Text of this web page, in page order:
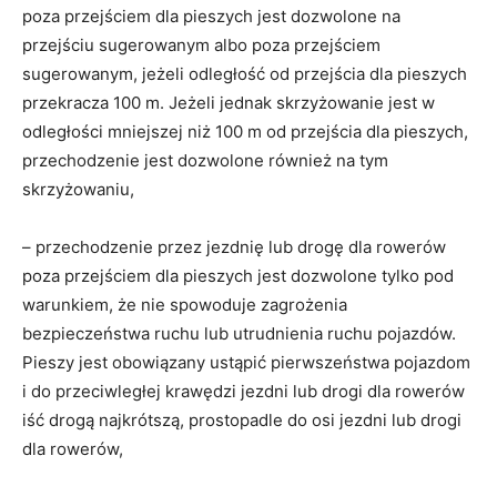
poza przejściem dla pieszych jest dozwolone na
przejściu sugerowanym albo poza przejściem
sugerowanym, jeżeli odległość od przejścia dla pieszych
przekracza 100 m. Jeżeli jednak skrzyżowanie jest w
odległości mniejszej niż 100 m od przejścia dla pieszych,
przechodzenie jest dozwolone również na tym
skrzyżowaniu,
– przechodzenie przez jezdnię lub drogę dla rowerów
poza przejściem dla pieszych jest dozwolone tylko pod
warunkiem, że nie spowoduje zagrożenia
bezpieczeństwa ruchu lub utrudnienia ruchu pojazdów.
Pieszy jest obowiązany ustąpić pierwszeństwa pojazdom
i do przeciwległej krawędzi jezdni lub drogi dla rowerów
iść drogą najkrótszą, prostopadle do osi jezdni lub drogi
dla rowerów,